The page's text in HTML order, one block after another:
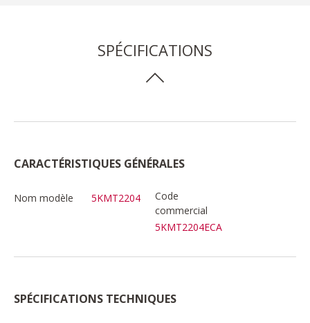
SPÉCIFICATIONS
CARACTÉRISTIQUES GÉNÉRALES
Nom modèle 5KMT2204
Code
commercial
5KMT2204ECA
SPÉCIFICATIONS TECHNIQUES